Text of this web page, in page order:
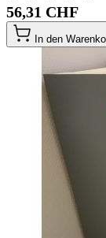
56,31 CHF
In den